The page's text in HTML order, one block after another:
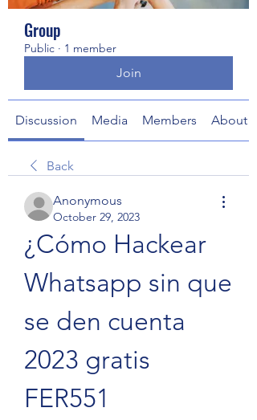
Group
Public · 1 member
Join
Discussion Media Members About
Back
Anonymous
October 29, 2023
¿Cómo Hackear
Whatsapp sin que
se den cuenta
2023 gratis
FER551